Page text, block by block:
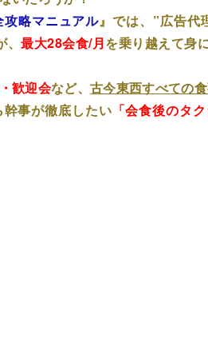
略マニュアル』では、”広告代
、最大28会食/月を乗り越えて身
歓迎会など、古今東西すべての
事が徹底したい 「会食後のタ